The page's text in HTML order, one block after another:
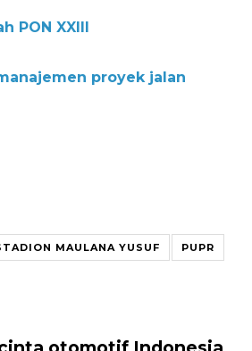
PON XXIII
proyek jalan
MAULANA YUSUF PUPR